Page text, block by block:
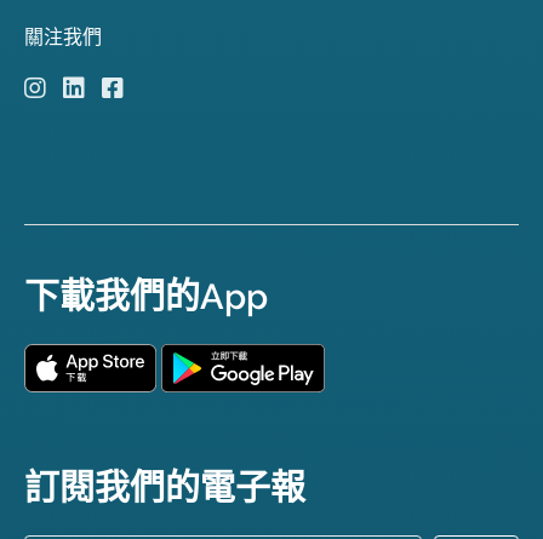
關注我們
下載我們的App
訂閱我們的電子報